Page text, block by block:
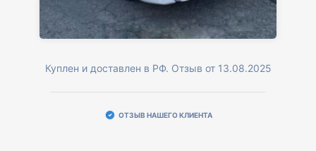
Куплен и доставлен в РФ. Отзыв от 13.08.2025
ОТЗЫВ НАШЕГО КЛИЕНТА